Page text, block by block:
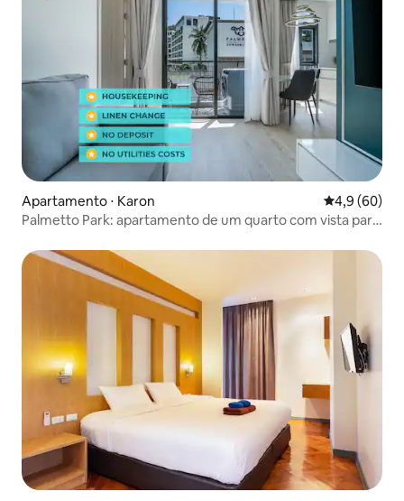
Apartamento ⋅ Karon 4,9 de uma
4,9 (60)
Palmetto Park: apartamento de um quarto com vista para